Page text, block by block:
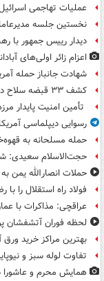
عملیات تهاجمی
نخستین جلسه مدیرعامل
دیدار رییس جمهور با
اعزام زائر اولی‌های
شهادت جانباز حمله
کشف ۳۳ قبضه سلاح در مرزهای آذربایجان غربی
تأمین امنیت پایدار
رسوایی دیپلماسی
حمله مسلحانه به قهوه‌خانه‌ای در
حجت‌الاسلام سعیدی:
حملات انصارالله یمن
فولاد راه استقلال را با
عراقچی: مذاکرات با
لحظه فوران آتشفشان
بهترین مراکز خرید ورق
تفاوت لوله سبز و
همایش محرم و عاشورا